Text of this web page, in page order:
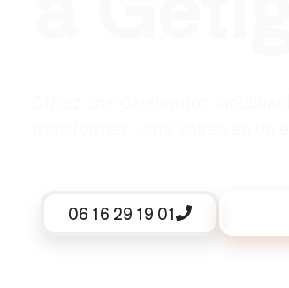
06 16 29 19 01